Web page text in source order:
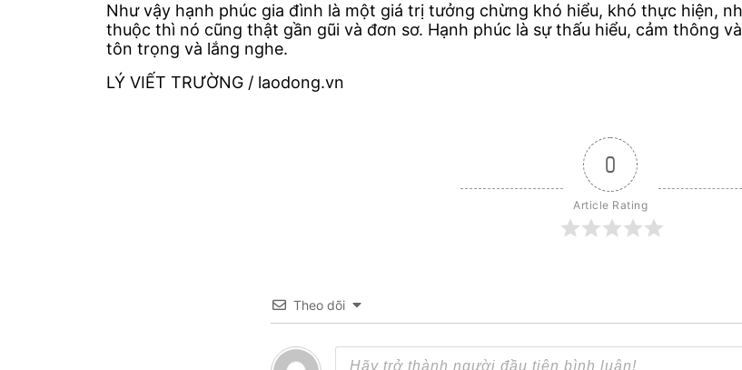
Như vậy hạnh phúc gia đình là một giá trị tưởng chừng khó hiểu, khó thực hiện,
thuộc thì nó cũng thật gần gũi và đơn sơ. Hạnh phúc là sự thấu hiểu, cảm thông
tôn trọng và lắng nghe.
LÝ VIẾT TRƯỜNG / laodong.vn
0
Article Rating
Theo dõi